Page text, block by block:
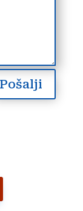
Pošalji